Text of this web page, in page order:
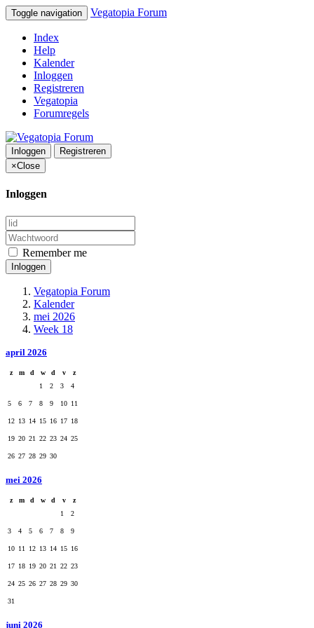
Toggle navigation Vegatopia Forum
Index
Help
Kalender
Inloggen
Registreren
Vegatopia
Forumregels
Inloggen
Registreren
×Close
Inloggen
Remember me
Inloggen
Vegatopia Forum
Kalender
mei 2026
Week 18
april 2026
z m d w d v
z
1
2 3 4
5 6 7 8 9 10 11
12 13 14 15 16 17 18
19 20 21 22 23 24 25
26 27 28 29 30
mei 2026
z m d w d v
z
1
2
3 4 5 6 7 8 9
10 11 12 13 14 15 16
17 18 19 20 21 22 23
24 25 26 27 28 29 30
31
juni 2026